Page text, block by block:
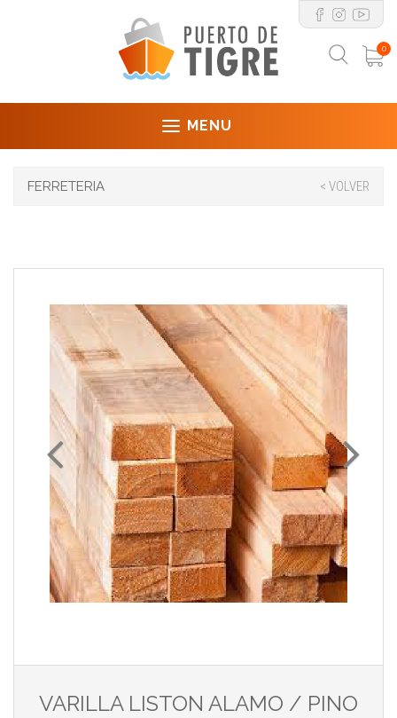
0
MENU
FERRETERIA < VOLVER
VARILLA LISTON ALAMO / PINO